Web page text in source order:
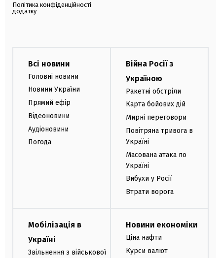
Політика конфіденційності
додатку
Всі новини
Головні новини
Новини України
Прямий ефір
Відеоновини
Аудіоновини
Погода
Війна Росії з
Україною
Ракетні обстріли
Карта бойових дій
Мирні переговори
Повітряна тривога в
Україні
Масована атака по
Україні
Вибухи у Росії
Втрати ворога
Мобілізація в
Україні
Звільнення з військової
Новини економіки
Ціна нафти
Курси валют